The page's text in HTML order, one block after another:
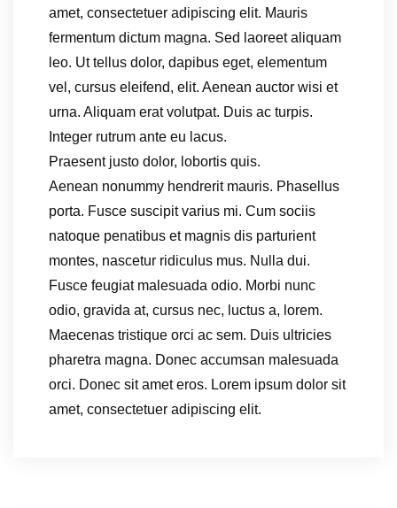
amet, consectetuer adipiscing elit. Mauris
fermentum dictum magna. Sed laoreet aliquam
leo. Ut tellus dolor, dapibus eget, elementum
vel, cursus eleifend, elit. Aenean auctor wisi et
urna. Aliquam erat volutpat. Duis ac turpis.
Integer rutrum ante eu lacus.
Praesent justo dolor, lobortis quis.
Aenean nonummy hendrerit mauris. Phasellus
porta. Fusce suscipit varius mi. Cum sociis
natoque penatibus et magnis dis parturient
montes, nascetur ridiculus mus. Nulla dui.
Fusce feugiat malesuada odio. Morbi nunc
odio, gravida at, cursus nec, luctus a, lorem.
Maecenas tristique orci ac sem. Duis ultricies
pharetra magna. Donec accumsan malesuada
orci. Donec sit amet eros. Lorem ipsum dolor sit
amet, consectetuer adipiscing elit.